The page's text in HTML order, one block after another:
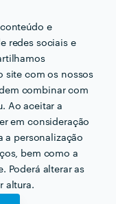
e
redes sociais e
site com os nossos
combinar com
Ao aceitar a
em consideração
a personalização
bem como a
Poderá alterar as
altura.